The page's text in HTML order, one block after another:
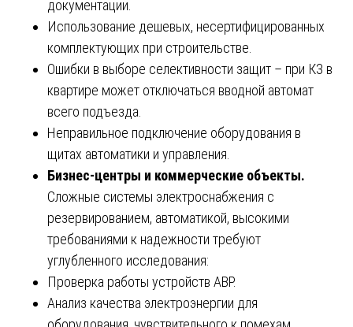
документации.
Использование дешевых, несертифицированных
комплектующих при строительстве.
Ошибки в выборе селективности защит – при КЗ в
квартире может отключаться вводной автомат
всего подъезда.
Неправильное подключение оборудования в
щитах автоматики и управления.
Бизнес-центры и коммерческие объекты.
Сложные системы электроснабжения с
резервированием, автоматикой, высокими
требованиями к надежности требуют
углубленного исследования:
Проверка работы устройств АВР.
Анализ качества электроэнергии для